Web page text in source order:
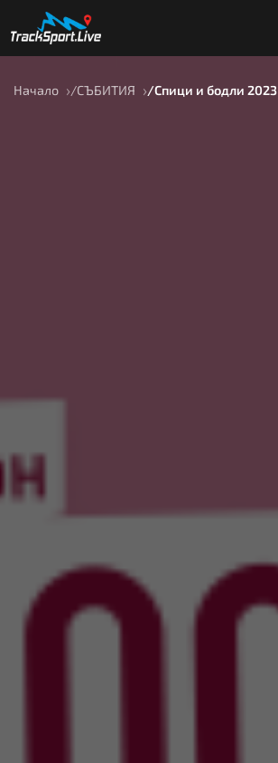
Начало СЪБИТИЯ Спици и бодли 2023